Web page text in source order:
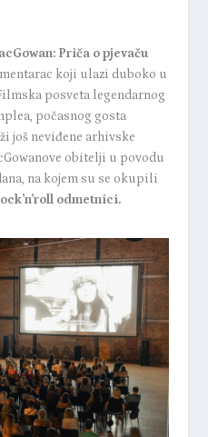
Priča o pjevaču
koji ulazi duboko u
posveta legendarnog
počasnog gosta
još neviđene arhivske
obitelji u povodu
na kojem su se okupili
odmetnici.